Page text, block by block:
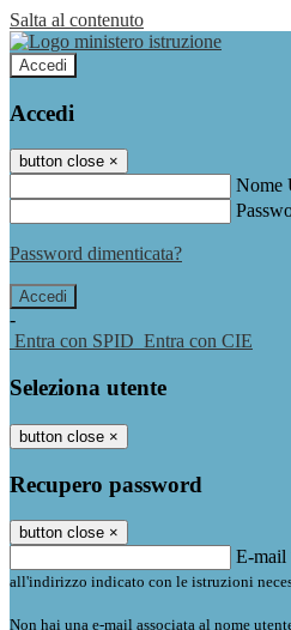
Salta al contenuto
Accedi
Accedi
button close ×
Nome
Password dimenticata?
-
Entra con SPID Entra con CIE
Seleziona utente
button close ×
Recupero password
button close ×
E-mail
all'indirizzo indicato con le istruzioni
Non hai una e-mail associata al nome